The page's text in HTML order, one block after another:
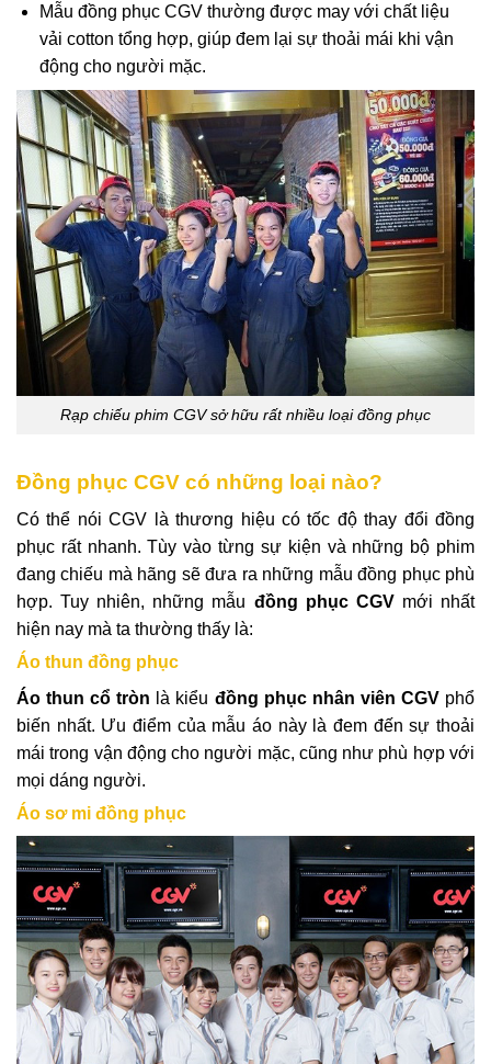
Mẫu đồng phục CGV thường được may với chất liệu
vải cotton tổng hợp, giúp đem lại sự thoải mái khi vận
động cho người mặc.
Rạp chiếu phim CGV sở hữu rất nhiều loại đồng phục
Đồng phục CGV có những loại nào?
Có thể nói CGV là thương hiệu có tốc độ thay đổi đồng
phục rất nhanh. Tùy vào từng sự kiện và những bộ phim
đang chiếu mà hãng sẽ đưa ra những mẫu đồng phục phù
hợp. Tuy nhiên, những mẫu đồng phục CGVmới nhất
hiện nay mà ta thường thấy là:
Áo thun đồng phục
Áo thun cổ tròn là kiểu đồng phục nhân viên CGVphổ
biến nhất. Ưu điểm của mẫu áo này là đem đến sự thoải
mái trong vận động cho người mặc, cũng như phù hợp với
mọi dáng người.
Áo sơ mi đồng phục